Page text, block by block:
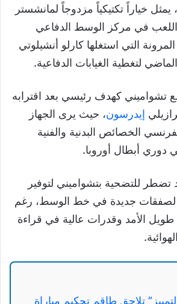
يمثل خياراً تكتيكياً مزدوجاً لمانشستر
اللعب في مركز الوسط الدفاعي
التي استغلها كارلو أنشيلوتي
لتغطية الغيابات الدفاعية.
تشواميني كهدف رئيسي بعد اقترابه
إيدرسون، حيث يرى الجهاز
الخصائص البدنية والفنية
دوري أبطال أوروبا.
تضطر للتضحية بتشواميني لتوفير
لصفقات جديدة في خط الوسط، رغم
طويل الأمد وقدرات عالية في قراءة
تلاحق طاقم تحكيم مباراة